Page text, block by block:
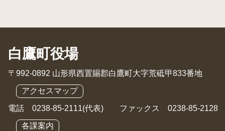
白鷹町役場
〒992-0892 山形県西置賜郡白鷹町大字荒砥甲833番地
アクセスマップ
電話 0238-85-2111(代表) ファックス 0238-85-2128
各課案内